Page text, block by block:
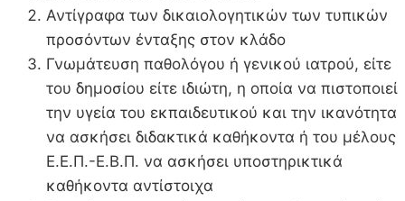
Αντίγραφα των δικαιολογητικών των τυπικών
προσόντων ένταξης στον κλάδο
Γνωμάτευση παθολόγου ή γενικού ιατρού, είτε
του δημοσίου είτε ιδιώτη, η οποία να πιστοποιεί
την υγεία του εκπαιδευτικού και την ικανότητα
να ασκήσει διδακτικά καθήκοντα ή του μέλους
Ε.Ε.Π.-Ε.Β.Π. να ασκήσει υποστηρικτικά
καθήκοντα αντίστοιχα